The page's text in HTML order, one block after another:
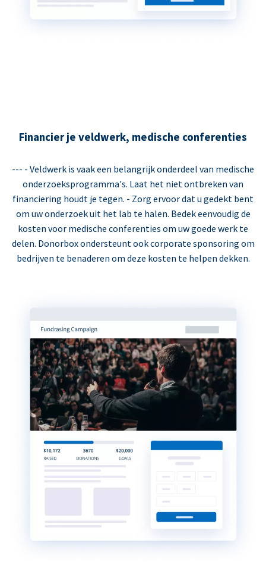
Financier je veldwerk, medische conferenties
--- - Veldwerk is vaak een belangrijk onderdeel van medische
onderzoeksprogramma's. Laat het niet ontbreken van
financiering houdt je tegen. - Zorg ervoor dat u gedekt bent
om uw onderzoek uit het lab te halen. Bedek eenvoudig de
kosten voor medische conferenties om uw goede werk te
delen. Donorbox ondersteunt ook corporate sponsoring om
bedrijven te benaderen om deze kosten te helpen dekken.